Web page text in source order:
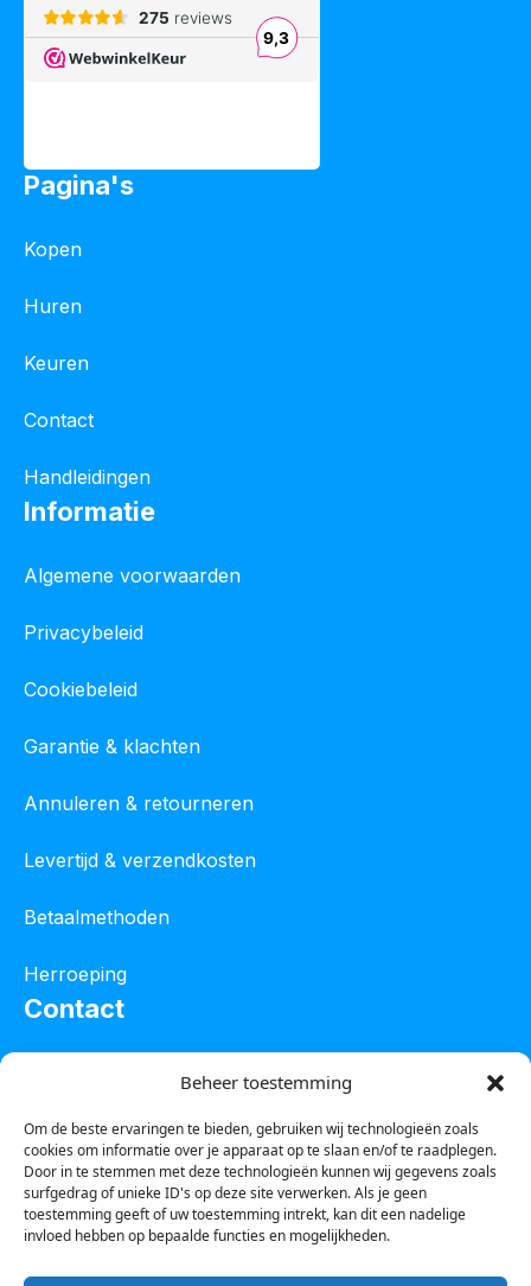
Beheer toestemming
Om de beste ervaringen te bieden, gebruiken wij technologieën zoals
cookies om informatie over je apparaat op te slaan en/of te raadplegen.
Door in te stemmen met deze technologieën kunnen wij gegevens zoals
surfgedrag of unieke ID's op deze site verwerken. Als je geen
toestemming geeft of uw toestemming intrekt, kan dit een nadelige
invloed hebben op bepaalde functies en mogelijkheden.
Pagina's
Kopen
Huren
Keuren
Contact
Handleidingen
Informatie
Algemene voorwaarden
Privacybeleid
Cookiebeleid
Garantie & klachten
Annuleren & retourneren
Levertijd & verzendkosten
Betaalmethoden
Herroeping
Contact
Tel :0850601800
Whatsapp : 0623388306